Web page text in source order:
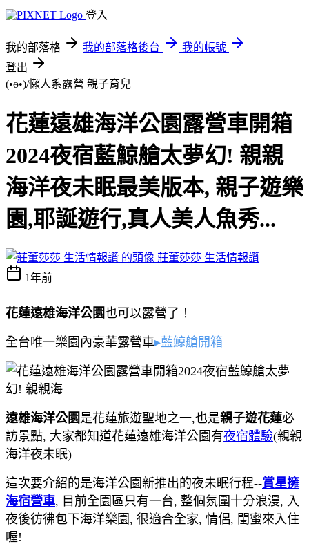
登入
我的部落格 我的部落格後台
我的帳號
登出
(•ө•)/懶人系露營 親子育兒
花蓮遠雄海洋公園露營車開箱
2024夜宿藍鯨艙太夢幻! 親親
海洋夜未眠最美版本, 親子遊樂
園,耶誕遊行,真人美人魚秀...
莊董莎莎 生活情報讚
1年前
花蓮遠雄海洋公園也可以露營了！
全台唯一樂園內豪華露營車▸藍鯨艙開箱
遠雄海洋公園 是花蓮旅遊聖地之一,也是親子遊花蓮必
訪景點, 大家都知道花蓮遠雄海洋公園有夜宿體驗(親親
海洋夜未眠)
這次要介紹的是海洋公園新推出的夜未眠行程--賞星擁
海宿營車, 目前全園區只有一台, 整個氛圍十分浪漫, 入
夜後彷彿包下海洋樂園, 很適合全家, 情侶, 閨蜜來入住
喔!